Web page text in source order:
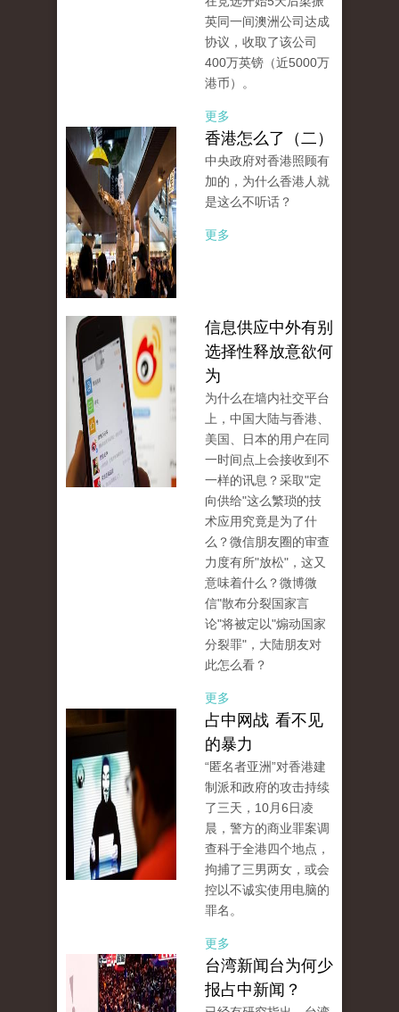
英同一间澳洲公司达成
协议，收取了该公司
400万英镑（近5000万
港币）。
更多
香港怎么了（二）
中央政府对香港照顾有
加的，为什么香港人就
是这么不听话？
更多
信息供应中外有别
选择性释放意欲何
为
为什么在墙内社交平台
上，中国大陆与香港、
美国、日本的用户在同
一时间点上会接收到不
一样的讯息？采取"定
向供给"这么繁琐的技
术应用究竟是为了什
么？微信朋友圈的审查
力度有所"放松"，这又
意味着什么？微博微
信"散布分裂国家言
论"将被定以"煽动国家
分裂罪"，大陆朋友对
此怎么看？
更多
占中网战 看不见
的暴力
“匿名者亚洲”对香港建
制派和政府的攻击持续
了三天，10月6日凌
晨，警方的商业罪案调
查科于全港四个地点，
拘捕了三男两女，或会
控以不诚实使用电脑的
罪名。
更多
台湾新闻台为何少
报占中新闻？